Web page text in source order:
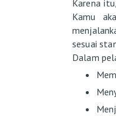
Karena
Kamu
sesuai
Dalam